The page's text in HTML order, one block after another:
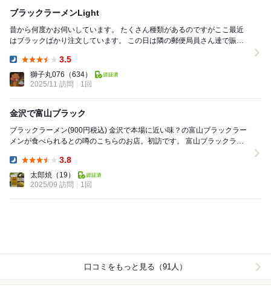
ブラックラーメンLight
昔から何度かお伺いしています。 たくさん種類があるのですがここ最近
はブラックばかり注文しています。 この日は隣の郵便局員さん達で賑わ
3.5
獅子丸076 （634）
2025/11 訪問
1回
金沢で富山ブラック
ブラックラーメン(900円税込) 金沢で本場に近い味？の富山ブラックラー
メンが食べられるとの噂のこちらのお店。初訪です。 富山ブラックラー
3.8
太郎焼 （19）
2025/09 訪問
1回
口コミをもっと見る（91人）